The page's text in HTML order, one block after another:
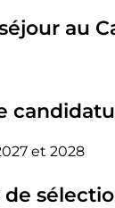
au
et 2028
de